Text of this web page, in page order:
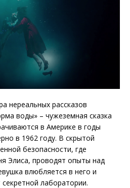
нереальных рассказов
воды» – чужеземная сказка
в Америке в годы
в 1962 году. В скрытой
безопасности, где
Элиса, проводят опыты над
влюбляется в него и
лаборатории.